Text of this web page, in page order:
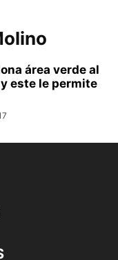
área verde al
este le permite